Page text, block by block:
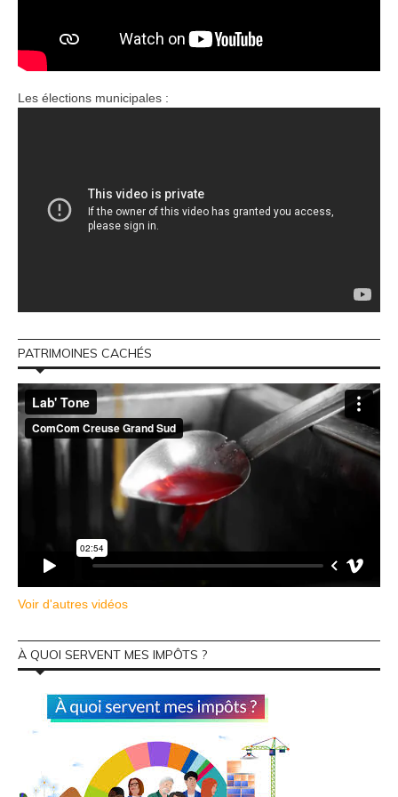
Les élections municipales :
PATRIMOINES CACHÉS
Voir d'autres vidéos
À QUOI SERVENT MES IMPÔTS ?